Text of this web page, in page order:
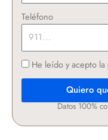
Teléfono
He leído y acepto la
Quiero
Datos 100%